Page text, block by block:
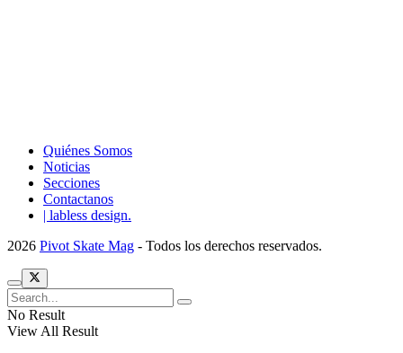
Quiénes Somos
Noticias
Secciones
Contactanos
| labless design.
2026 Pivot Skate Mag - Todos los derechos reservados.
No Result
View All Result